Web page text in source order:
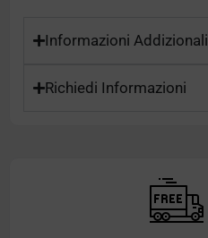
Informazioni Addizionali
Richiedi Informazioni